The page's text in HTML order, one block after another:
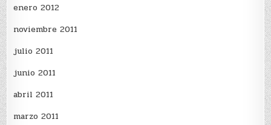
enero 2012
noviembre 2011
julio 2011
junio 2011
abril 2011
marzo 2011